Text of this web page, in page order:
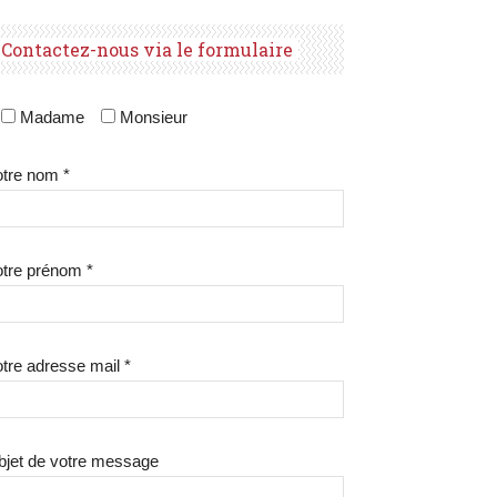
Contactez-nous via le formulaire
Madame Monsieur
nom *
prénom *
adresse mail *
de votre message